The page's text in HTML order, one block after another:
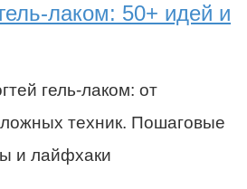
лаком: 50+ идей и
гель-лаком: от
техник. Пошаговые
и лайфхаки